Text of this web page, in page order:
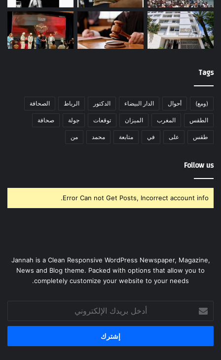
Tags
(ومع) أحوال الدار البيضاء الدكتور الرباط الصحافة
الطقس المغرب الميزان توقعات جولة صحافة
طقس على في متابعة محمد من
Follow us
Error Can not Get Posts, Incorrect account info.
Jannah is a Clean Responsive WordPress Newspaper, Magazine,
News and Blog theme. Packed with options that allow you to
completely customize your website to your needs.
بريدك
الإلكتروني